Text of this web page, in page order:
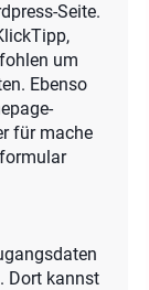
Seite.
um
Ebenso
für mache
Dort kannst